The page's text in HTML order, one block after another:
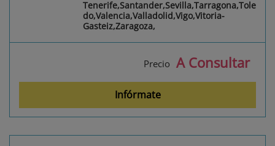
Tenerife,Santander,Sevilla,Tarragona,Tole
do,Valencia,Valladolid,Vigo,Vitoria-
Gasteiz,Zaragoza,
Precio A Consultar
Infórmate